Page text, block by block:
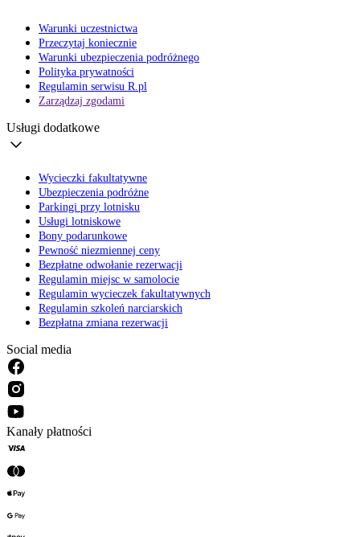
Warunki uczestnictwa
Przeczytaj koniecznie
Warunki ubezpieczenia podróżnego
Polityka prywatności
Regulamin serwisu R.pl
Zarządzaj zgodami
Usługi dodatkowe
Wycieczki fakultatywne
Ubezpieczenia podróżne
Parkingi przy lotnisku
Usługi lotniskowe
Bony podarunkowe
Pewność niezmiennej ceny
Bezpłatne odwołanie rezerwacji
Regulamin miejsc w samolocie
Regulamin wycieczek fakultatywnych
Regulamin szkoleń narciarskich
Bezpłatna zmiana rezerwacji
Social media
Kanały płatności